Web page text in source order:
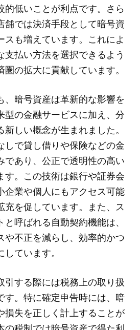
的低いことが利点です。さら
舗では決済手段として暗号資
スも増えています。これによ
支払い方法を選択できるよう
の拡大に貢献しています。
、暗号資産は革新的な影響を
型の金融サービスに加え、分
しい概念が生まれました。
しで貸し借りや保険などの金
であり、公正で透明性の高い
す。この技術は銀行や証券会
企業や個人にもアクセス可能
充を促しています。また、ス
呼ばれる自動契約機能は、
や不正を減らし、効率的かつ
ています。
引する際には税務上の取り扱
す。特に確定申告時には、暗
損失を正しく計上することが